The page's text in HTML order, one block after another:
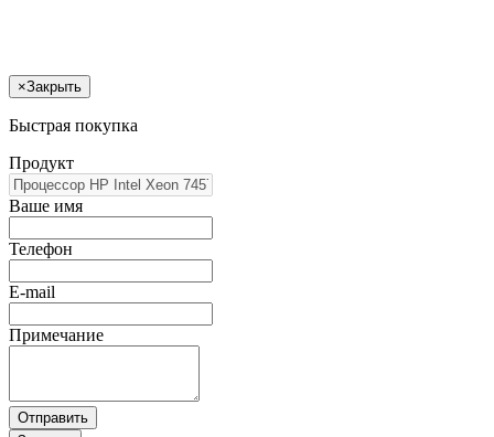
×Закрыть
Быстрая покупка
Продукт
Ваше имя
Телефон
E-mail
Примечание
Отправить